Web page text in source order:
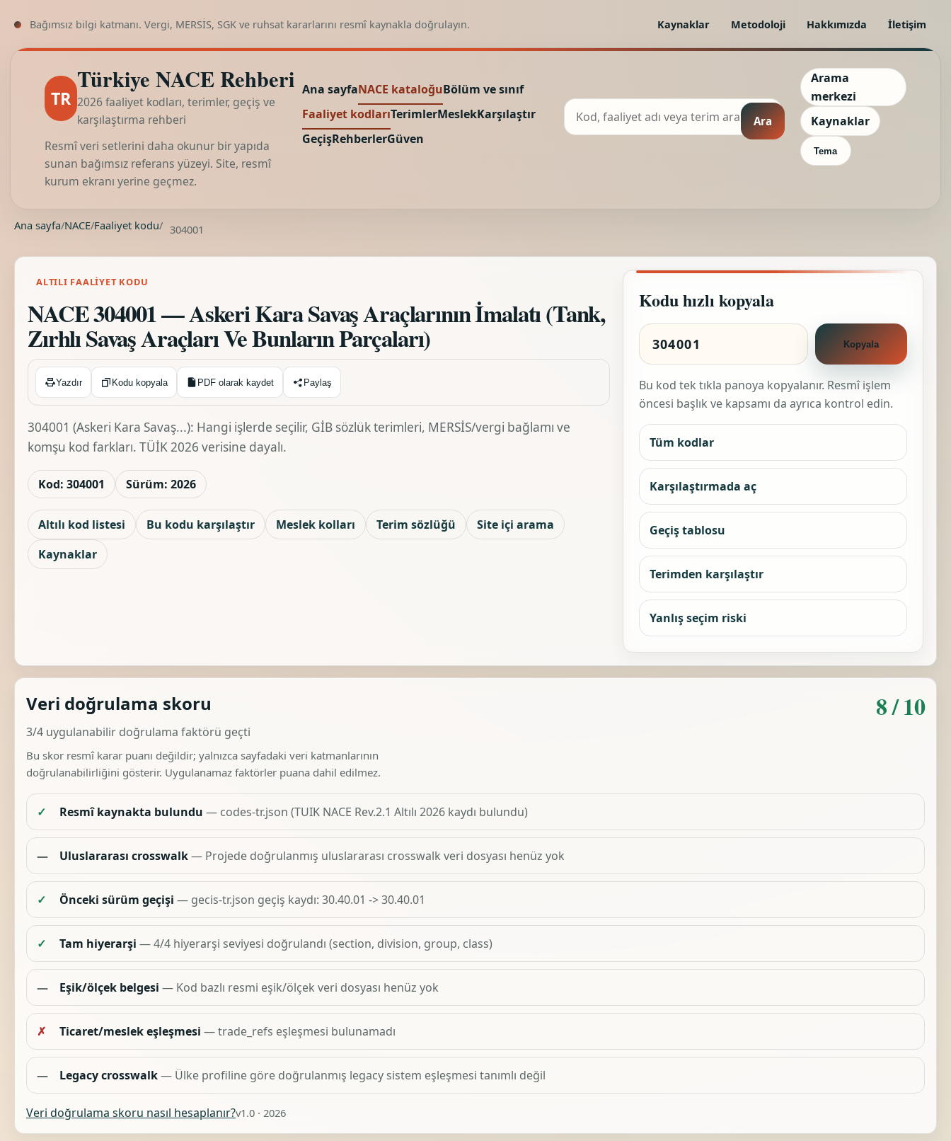
Bağımsız bilgi katmanı. Vergi, MERSİS, SGK ve ruhsat kararlarını resmî kaynakla doğrulayın. Kaynaklar Metodoloji Hakkımızda İletişim
TR
Türkiye NACE Rehberi
2026 faaliyet kodları, terimler, geçiş ve
karşılaştırma rehberi
Resmî veri setlerini daha okunur bir yapıda
sunan bağımsız referans yüzeyi. Site, resmî
kurum ekranı yerine geçmez.
Ana sayfaNACE kataloğuBölüm ve sınıf
Faaliyet kodlarıTerimlerMeslekKarşılaştır
GeçişRehberlerGüven
Ara
Arama
merkezi
Kaynaklar
Tema
Ana sayfa/NACE/Faaliyet kodu/ 304001
ALTILI FAALIYET KODU
NACE 304001 — Askeri Kara Savaş Araçlarının İmalatı (Tank,
Zırhlı Savaş Araçları Ve Bunların Parçaları)
Yazdır Kodu kopyala PDF olarak kaydet Paylaş
Kopyalandı ✓
304001 (Askeri Kara Savaş...): Hangi işlerde seçilir, GİB sözlük terimleri, MERSİS/vergi bağlamı ve
komşu kod farkları. TÜİK 2026 verisine dayalı.
Kod: 304001 Sürüm: 2026
Altılı kod listesi Bu kodu karşılaştır Meslek kolları Terim sözlüğü
Site içi arama
Kaynaklar
Kodu hızlı kopyala
Kopyala
Bu kod tek tıkla panoya kopyalanır. Resmî işlem
öncesi başlık ve kapsamı da ayrıca kontrol edin.
Tüm kodlar
Karşılaştırmada aç
Geçiş tablosu
Terimden karşılaştır
Yanlış seçim riski
Veri doğrulama skoru
3/4 uygulanabilir doğrulama faktörü geçti
Bu skor resmî karar puanı değildir; yalnızca sayfadaki veri katmanlarının
doğrulanabilirliğini gösterir. Uygulanamaz faktörler puana dahil edilmez.
8 / 10
✓ Resmî kaynakta bulundu — codes-tr.json (TUIK NACE Rev.2.1 Altılı 2026 kaydı bulundu)
— Uluslararası crosswalk— Projede doğrulanmış uluslararası crosswalk veri dosyası henüz yok
✓ Önceki sürüm geçişi — gecis-tr.json geçiş kaydı: 30.40.01 -> 30.40.01
✓ Tam hiyerarşi — 4/4 hiyerarşi seviyesi doğrulandı (section, division, group, class)
— Eşik/ölçek belgesi — Kod bazlı resmi eşik/ölçek veri dosyası henüz yok
✗ Ticaret/meslek eşleşmesi — trade_refs eşleşmesi bulunamadı
— Legacy crosswalk— Ülke profiline göre doğrulanmış legacy sistem eşleşmesi tanımlı değil
Veri doğrulama skoru nasıl hesaplanır?v1.0 · 2026